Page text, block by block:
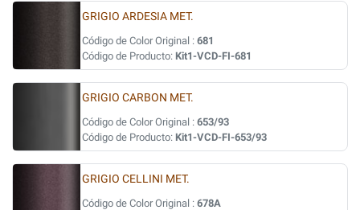
GRIGIO ARDESIA MET.
Código de Color Original : 681
Código de Producto: Kit1-VCD-FI-681
GRIGIO CARBON MET.
Código de Color Original : 653/93
Código de Producto: Kit1-VCD-FI-653/93
GRIGIO CELLINI MET.
Código de Color Original : 678A